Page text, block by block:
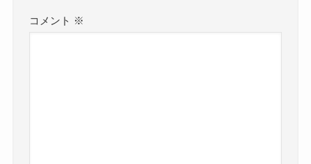
コメント ※